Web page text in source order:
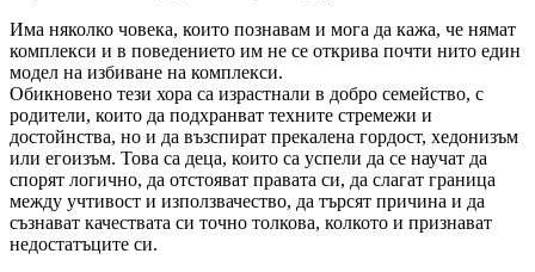
Има няколко човека, които познавам и мога да кажа, че нямат
комплекси и в поведението им не се открива почти нито един
модел на избиване на комплекси.
Обикновено тези хора са израстнали в добро семейство, с
родители, които да подхранват техните стремежи и
достойнства, но и да възспират прекалена гордост, хедонизъм
или егоизъм. Това са деца, които са успели да се научат да
спорят логично, да отстояват правата си, да слагат граница
между учтивост и използвачество, да търсят причина и да
съзнават качествата си точно толкова, колкото и признават
недостатъците си.